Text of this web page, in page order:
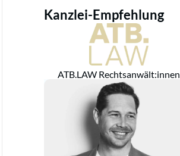
Kanzlei-Empfehlung
ATB.LAW Rechtsanwält:innen